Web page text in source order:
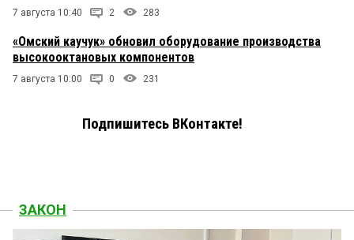
7 августа 10:40 2 283
«Омский каучук» обновил оборудование производства
высокооктановых компонентов
7 августа 10:00 0 231
Подпишитесь ВКонтакте!
ЗАКОН